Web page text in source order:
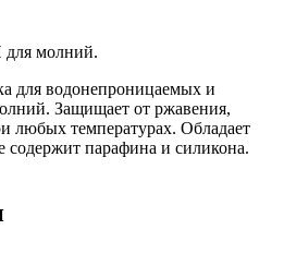
молний.
для водонепроницаемых и
Защищает от ржавения,
любых температурах. Обладает
содержит парафина и силикона.